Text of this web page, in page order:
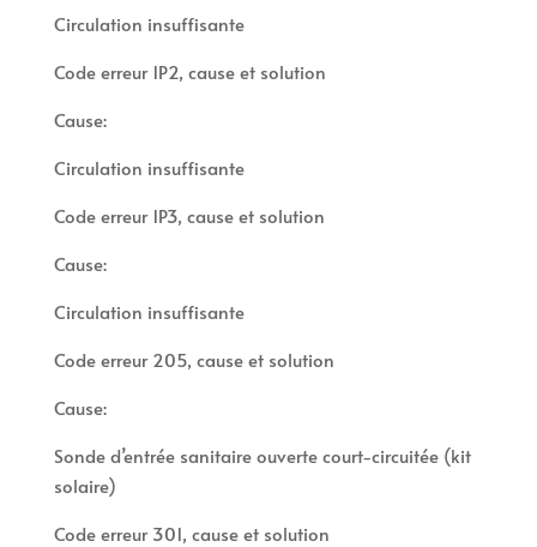
Circulation insuffisante
Code erreur 1P2, cause et solution
Cause:
Circulation insuffisante
Code erreur 1P3, cause et solution
Cause:
Circulation insuffisante
Code erreur 205, cause et solution
Cause:
Sonde d’entrée sanitaire ouverte court-circuitée (kit
solaire)
Code erreur 301, cause et solution